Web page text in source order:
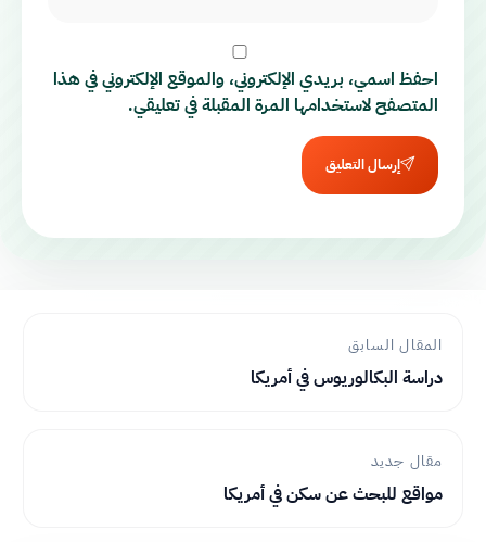
احفظ اسمي، بريدي الإلكتروني، والموقع الإلكتروني في هذا
المتصفح لاستخدامها المرة المقبلة في تعليقي.
إرسال التعليق
المقال السابق
دراسة البكالوريوس في أمريكا
مقال جديد
مواقع للبحث عن سكن في أمريكا